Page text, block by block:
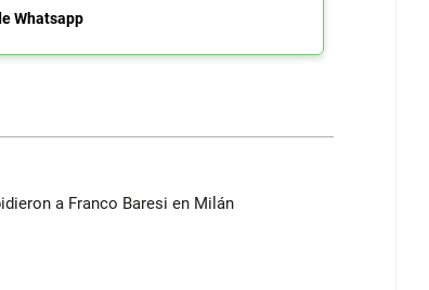
Whatsapp
a Franco Baresi en Milán